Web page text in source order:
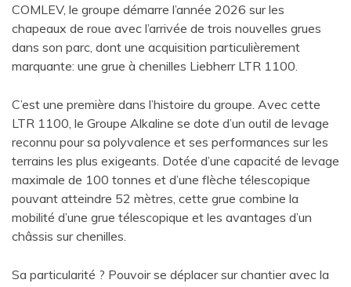
COMLEV, le groupe démarre l’année 2026 sur les
chapeaux de roue avec l’arrivée de trois nouvelles grues
dans son parc, dont une acquisition particulièrement
marquante: une grue à chenilles Liebherr LTR 1100.
C’est une première dans l’histoire du groupe. Avec cette
LTR 1100, le Groupe Alkaline se dote d’un outil de levage
reconnu pour sa polyvalence et ses performances sur les
terrains les plus exigeants. Dotée d’une capacité de levage
maximale de 100 tonnes et d’une flèche télescopique
pouvant atteindre 52 mètres, cette grue combine la
mobilité d’une grue télescopique et les avantages d’un
châssis sur chenilles.
Sa particularité ? Pouvoir se déplacer sur chantier avec la